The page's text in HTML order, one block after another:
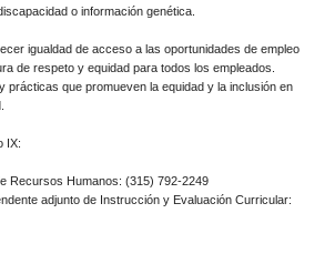
o información genética.
igualdad de acceso a las oportunidades de empleo
de respeto y equidad para todos los empleados.
prácticas que promueven la equidad y la inclusión en
IX:
Recursos Humanos: (315) 792-2249
adjunto de Instrucción y Evaluación Curricular: